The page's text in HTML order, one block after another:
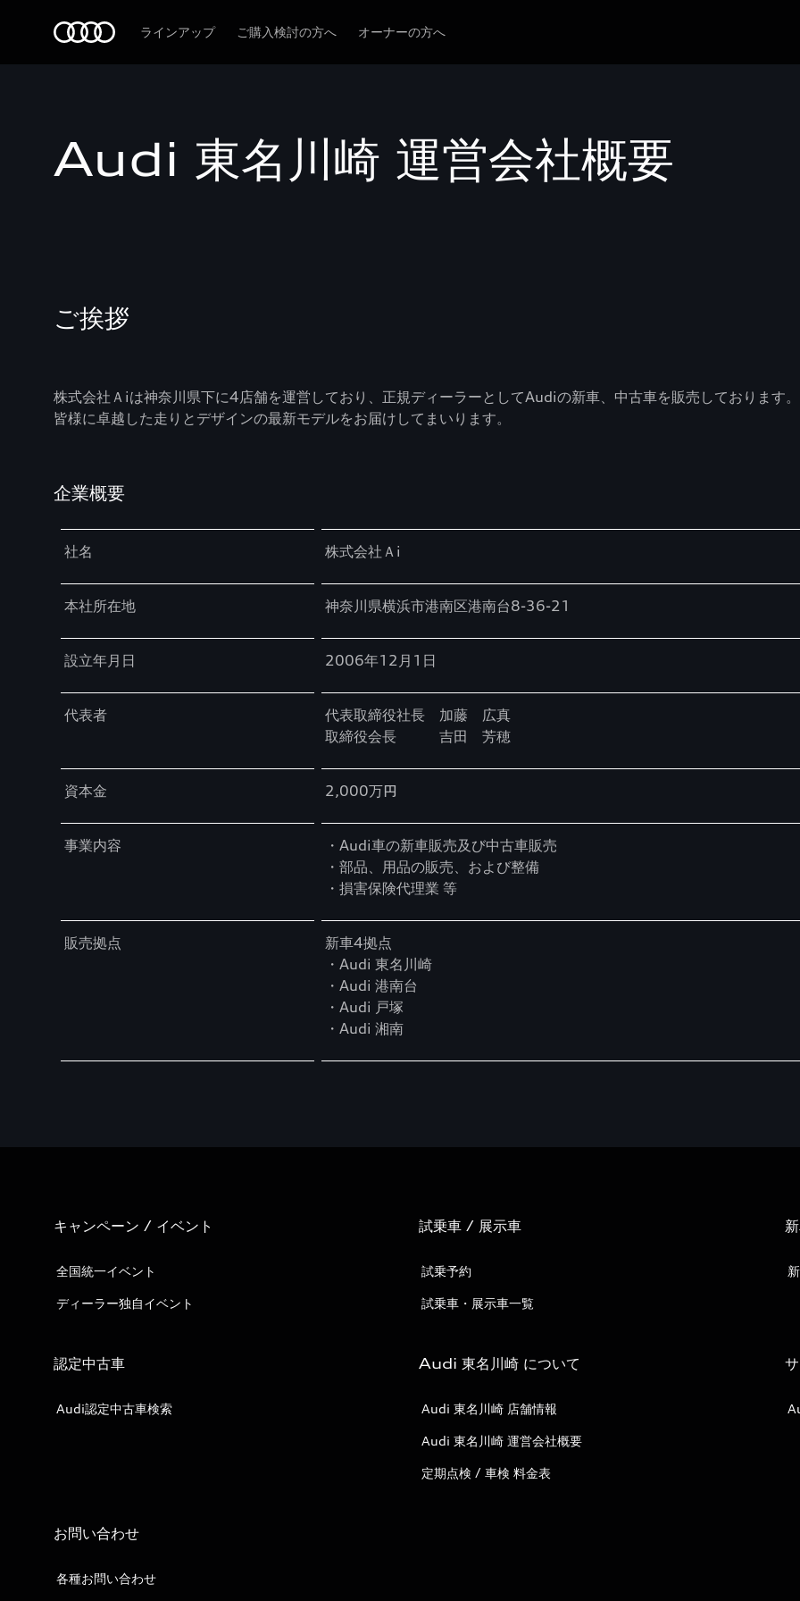
ラインアップ ご購入検討の方へ オーナーの方へ
Audi 東名川崎 運営会社概要
ご挨拶
株式会社Ａiは神奈川県下に4店舗を運営しており、正規ディーラーとしてAudiの新車、中古車を販売しております。
皆様に卓越した走りとデザインの最新モデルをお届けしてまいります。
企業概要
社名 株式会社Ａi
本社所在地 神奈川県横浜市港南区港南台8-36-21
設立年月日 2006年12月1日
代表者
代表取締役社長 加藤 広真
取締役会長 吉田 芳穂
資本金 2,000万円
事業内容
・Audi車の新車販売及び中古車販売
・部品、用品の販売、および整備
・損害保険代理業 等
販売拠点
新車4拠点
・Audi 東名川崎
・Audi 港南台
・Audi 戸塚
・Audi 湘南
キャンペーン / イベント
全国統一イベント
ディーラー独自イベント
試乗車 / 展示車
試乗予約
試乗車・展示車一覧
認定中古車
Audi認定中古車検索
Audi 東名川崎 について
Audi 東名川崎 店舗情報
Audi 東名川崎 運営会社概要
定期点検 / 車検 料金表
お問い合わせ
各種お問い合わせ